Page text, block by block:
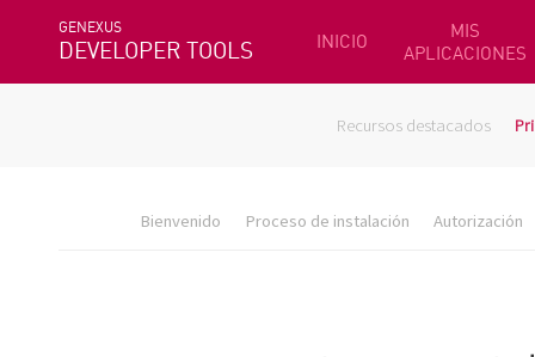
GENEXUS
DEVELOPER TOOLS INICIO
MIS
APLICACIONES
Recursos destacados
Bienvenido Proceso de instalación Autorización